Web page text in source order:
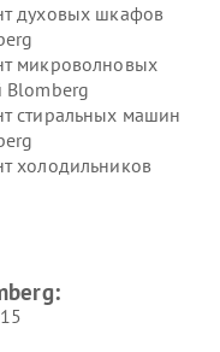
духовых шкафов
микроволновых
Blomberg
стиральных машин
холодильников